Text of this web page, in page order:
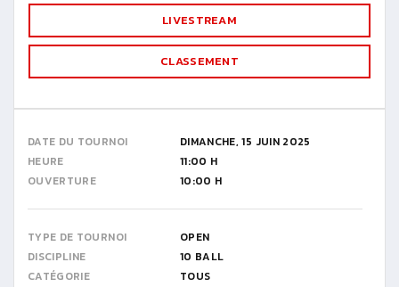
LIVESTREAM
CLASSEMENT
DATE DU TOURNOI
DIMANCHE, 15 JUIN 2025
HEURE
11:00 H
OUVERTURE
10:00 H
TYPE DE TOURNOI
OPEN
DISCIPLINE
10 BALL
CATÉGORIE
TOUS